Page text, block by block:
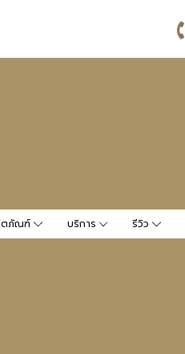
ภัณฑ์ บริการ รีวิว